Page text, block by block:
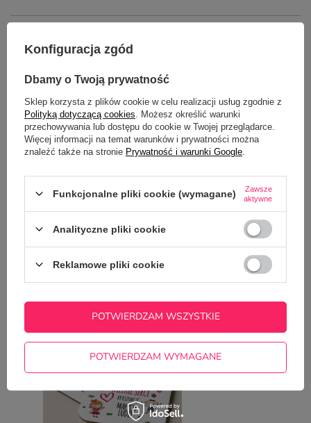
GŁÓWNE PARAMETRY
OPINIE (10)
Zadaj pytanie a my odpowiemy
niezwłocznie, najciekawsze pytania i
ZADAJ PYTANIE
NAJCZĘŚCIEJ KUPOWANE Z
TYM TOWAREM
Twoim nadrukiem
4,99 zł / szt.
Konfiguracja zgód
Dbamy o Twoją prywatność
Sklep korzysta z plików cookie w celu realizacji usług zgodnie z
Polityką dotyczącą cookies . Możesz określić warunki
przechowywania lub dostępu do cookie w Twojej przeglądarce.
Więcej informacji na temat warunków i prywatności można
znaleźć także na stronie Prywatność i warunki Google
Funkcjonalne pliki cookie (wymagane)
Zawsze
aktywne
Analityczne pliki cookie
Reklamowe pliki cookie
POTWIERDZAM WYMAGANE
POTWIERDZAM WSZYSTKIE